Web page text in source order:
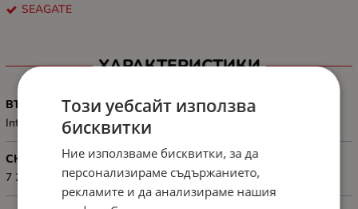
SEAGATE
ХАРАКТЕРИСТИКИ
ВЪНШЕН/ ВЪТРЕШЕН
Internal
СКОРОСТ, ОБ/МИН
7 200 rpm
Този уебсайт използва
бисквитки
Ние използваме бисквитки, за да
персонализираме съдържанието,
рекламите и да анализираме нашия